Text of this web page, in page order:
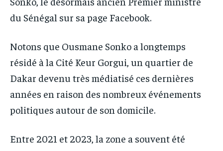
du Sénégal sur sa page Facebook.
Notons que Ousmane Sonko a longtemps
résidé à la Cité Keur Gorgui, un quartier de
Dakar devenu très médiatisé ces dernières
années en raison des nombreux événements
politiques autour de son domicile.
Entre 2021 et 2023, la zone a souvent été